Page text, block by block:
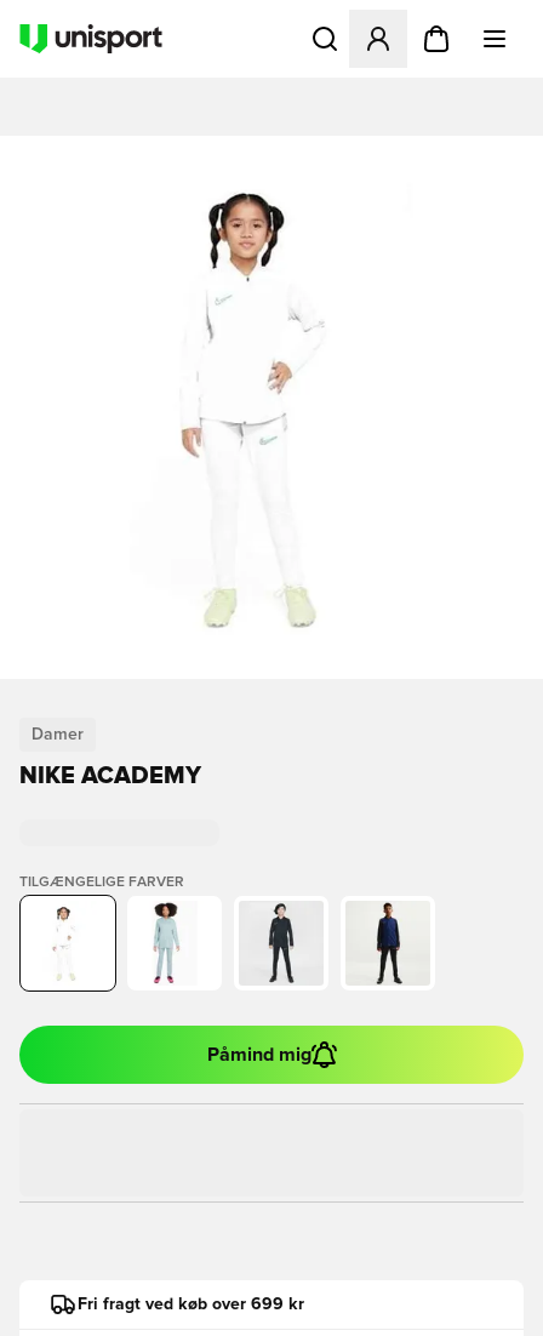
Åbner en Modal til at
Damer
NIKE ACADEMY
TILGÆNGELIGE FARVER
Påmind mig
Fri fragt ved køb over 699 kr